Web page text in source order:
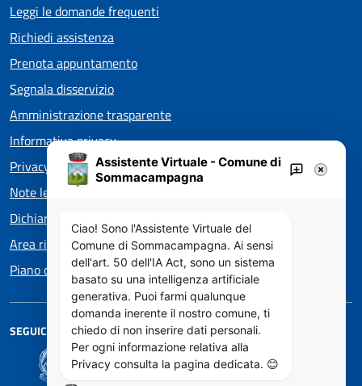
Leggi le domande frequenti
Richiedi assistenza
Prenota appuntamento
Segnala disservizio
Amministrazione trasparente
Informativa privacy
Privacy policy EOS
Note legali
Dichiarazione di accessibilità
Area riservata
Piano di Miglioramento dei servizi
SEGUICI SU
Assistente Virtuale - Comune di
Sommacampagna
Ciao! Sono l'Assistente Virtuale del
Comune di Sommacampagna. Ai sensi
dell'art. 50 dell'IA Act, sono un sistema
basato su una intelligenza artificiale
generativa. Puoi farmi qualunque
domanda inerente il nostro comune, ti
chiedo di non inserire dati personali.
Per ogni informazione relativa alla
Privacy consulta la pagina dedicata. 😊